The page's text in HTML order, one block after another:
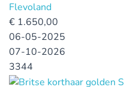
Flevoland
€ 1.650,00
06-05-2025
07-10-2026
3344